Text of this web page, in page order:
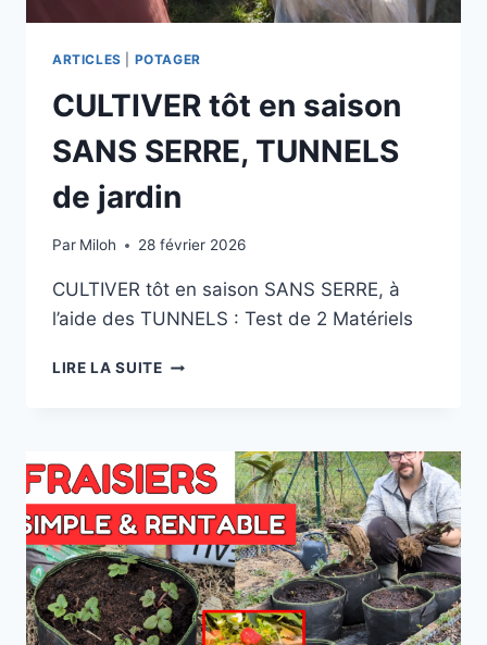
ARTICLES POTAGER
CULTIVER tôt en saison
SANS SERRE, TUNNELS
de jardin
Par Miloh 28 février 2026
CULTIVER tôt en saison SANS SERRE, à
l’aide des TUNNELS : Test de 2 Matériels
LIRE LA SUITECULTIVER
SERRE,
TUNNELS
DE
JARDIN